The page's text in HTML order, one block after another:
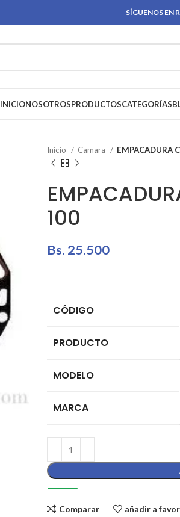
SÍGUENOS EN
INICIONOSOTROSPRODUCTOSCATEGORÍAS
Inicio Camara EMPACADURA
100
Bs. 25.500
CÓDIGO
PRODUCTO
MODELO
MARCA
Comparar añadir a